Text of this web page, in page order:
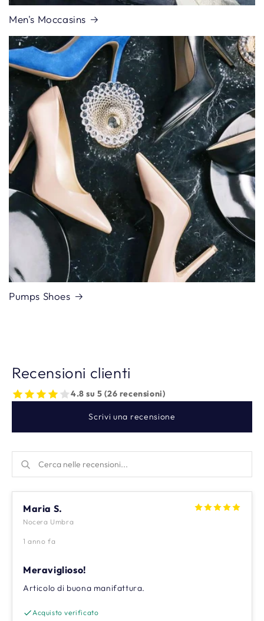
Men's Moccasins
Pumps Shoes
Recensioni clienti
4.8 su 5 (26 recensioni)
Scrivi una recensione
Maria S.
Nocera Umbra
1 anno fa
Meraviglioso!
Articolo di buona manifattura.
Acquisto verificato